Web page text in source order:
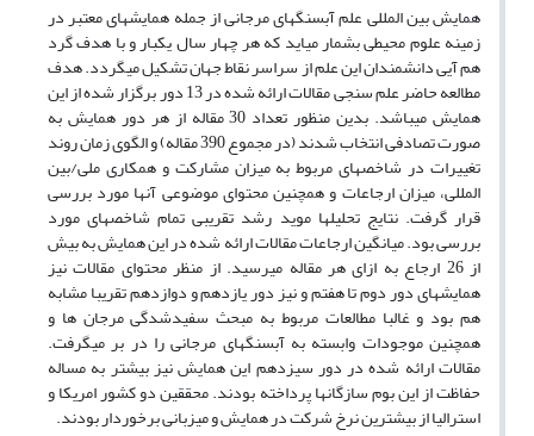
همایش بین المللی علم آبسنگهای مرجانی از جمله همایشهای معتبر در
زمینه علوم محیطی بشمار میاید که هر چهار سال یکبار و با هدف گرد‌
هم آیی دانشمندان این علم از سراسر نقاط جهان تشکیل میگردد. هدف
مطالعه حاضر علم سنجی مقالات ارائه شده در 13 دور برگزار شده از این
همایش میباشد. بدین منظور تعداد 30 مقاله از هر دور همایش به
صورت تصادفی انتخاب شدند (در مجموع 390 مقاله) و الگوی زمان روند
تغییرات در شاخصهای مربوط به میزان مشارکت و همکاری ملی/بین
المللی، میزان ارجاعات و همچنین محتوای موضوعی آنها مورد بررسی
قرار گرفت. نتایج تحلیلها موید رشد تقریبی تمام شاخصهای مورد
بررسی بود. میانگین ارجاعات مقالات ارائه شده در این همایش به بیش
از 26 ارجاع به ازای هر مقاله میرسید. از منظر محتوای مقالات نیز
همایشهای دور دوم تا هفتم و نیز دور یازدهم و دوازدهم تقریبا مشابه
هم بود و غالبا مطالعات مربوط به مبحث سفیدشدگی مرجان ها و
همچنین موجودات وابسته به آبسنگهای مرجانی را در بر میگرفت.
مقالات ارائه شده در دور سیزدهم این همایش نیز بیشتر به مساله
حفاظت از این بوم سازگانها پرداخته بودند. محققین دو کشور امریکا و
استرالیا از بیشترین نرخ شرکت در همایش و میزبانی برخوردار بودند.